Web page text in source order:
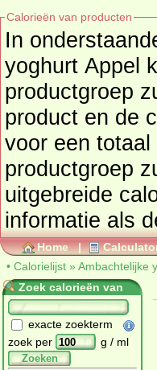
Calorieën van producten
In
yoghurt Appel
productgroep zuivel
product en de
voor een totaal overzicht of
productgroep
uitgebreide
informatie als
Home |
• Calorielijst » Ambachtelijke
Zoek calorieën van
exacte zoekterm
zoek per
g / ml
Zoeken